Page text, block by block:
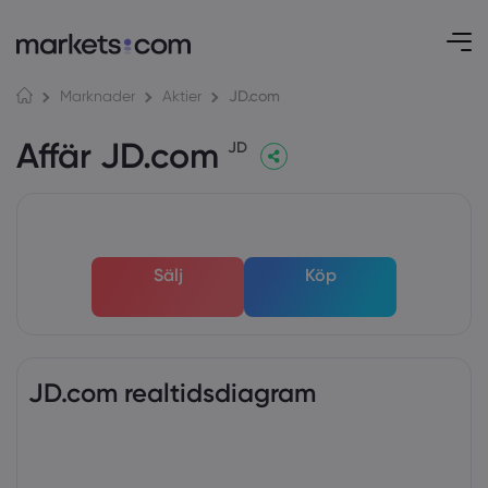
Marknader Aktier JD.com
Affär JD.com JD
Sälj Köp
JD.com realtidsdiagram